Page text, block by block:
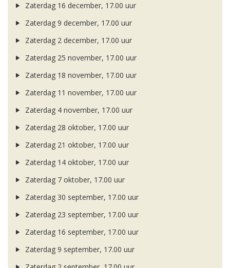
Zaterdag 16 december, 17.00 uur
Zaterdag 9 december, 17.00 uur
Zaterdag 2 december, 17.00 uur
Zaterdag 25 november, 17.00 uur
Zaterdag 18 november, 17.00 uur
Zaterdag 11 november, 17.00 uur
Zaterdag 4 november, 17.00 uur
Zaterdag 28 oktober, 17.00 uur
Zaterdag 21 oktober, 17.00 uur
Zaterdag 14 oktober, 17.00 uur
Zaterdag 7 oktober, 17.00 uur
Zaterdag 30 september, 17.00 uur
Zaterdag 23 september, 17.00 uur
Zaterdag 16 september, 17.00 uur
Zaterdag 9 september, 17.00 uur